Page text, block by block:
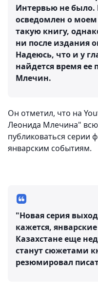
Интервью не было.
осведомлен о
такую книгу,
ни после издания
Надеюсь, что и у
найдется время ее
Млечин.
Он отметил, что на
Леонида Млечина"
публиковаться серии
январским событиям.
"Новая серия
кажется,
Казахстане еще
станут сюжетами
резюмировал